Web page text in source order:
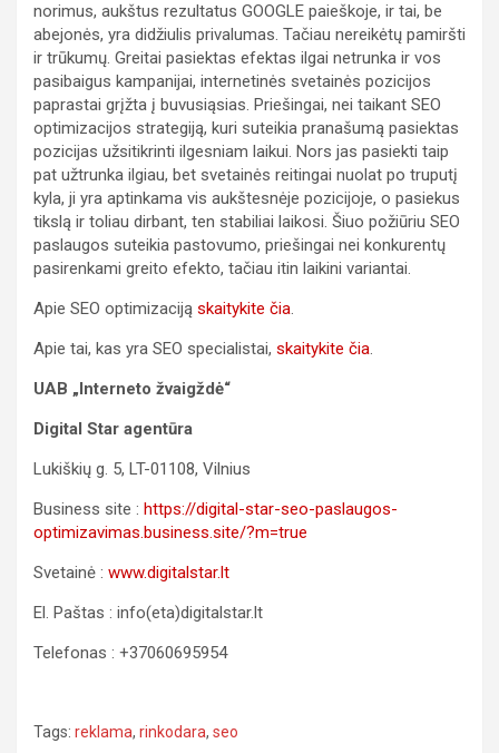
norimus, aukštus rezultatus GOOGLE paieškoje, ir tai, be
abejonės, yra didžiulis privalumas. Tačiau nereikėtų pamiršti
ir trūkumų. Greitai pasiektas efektas ilgai netrunka ir vos
pasibaigus kampanijai, internetinės svetainės pozicijos
paprastai grįžta į buvusiąsias. Priešingai, nei taikant SEO
optimizacijos strategiją, kuri suteikia pranašumą pasiektas
pozicijas užsitikrinti ilgesniam laikui. Nors jas pasiekti taip
pat užtrunka ilgiau, bet svetainės reitingai nuolat po truputį
kyla, ji yra aptinkama vis aukštesnėje pozicijoje, o pasiekus
tikslą ir toliau dirbant, ten stabiliai laikosi. Šiuo požiūriu SEO
paslaugos suteikia pastovumo, priešingai nei konkurentų
pasirenkami greito efekto, tačiau itin laikini variantai.
Apie SEO optimizaciją skaitykite čia.
Apie tai, kas yra SEO specialistai, skaitykite čia.
UAB „Interneto žvaigždė“
Digital Star agentūra
Lukiškių g. 5, LT-01108, Vilnius
Business site : https://digital-star-seo-paslaugos-
optimizavimas.business.site/?m=true
Svetainė : www.digitalstar.lt
El. Paštas : info(eta)digitalstar.lt
Telefonas : +37060695954
Tags: reklama, rinkodara, seo